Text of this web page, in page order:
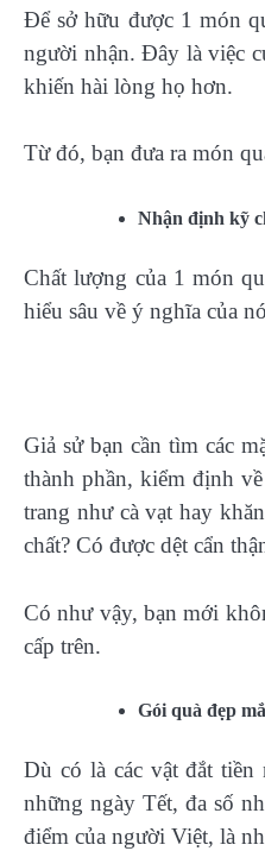
Để sở hữu được 1 món
người nhận. Đây là việc
khiến hài lòng họ hơn.
Từ đó, bạn đưa ra món
Nhận định kỹ
Chất lượng của 1 món
hiểu sâu về ý nghĩa của
Giả sử bạn cần tìm các
thành phần, kiểm định
trang như cà vạt hay
chất? Có được dệt cẩn
Có như vậy, bạn mới
cấp trên.
Gói quà đẹp
Dù có là các vật đắt
những ngày Tết, đa số
điểm của người Việt, là